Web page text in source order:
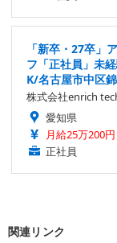
「新卒・27卒」
フ「正社員」未
K/名古屋市中区
株式会社enrich
愛知県
月給25万200
正社員
関連リンク